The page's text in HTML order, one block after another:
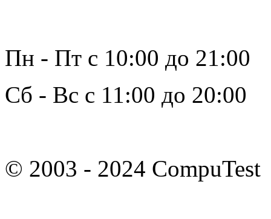
Пн - Пт с 10:00 до 21:00
Сб - Вс с 11:00 до 20:00
© 2003 - 2024 CompuTest